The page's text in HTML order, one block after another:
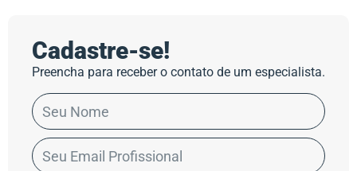
Cadastre-se!
Preencha para receber o contato de um especialista.